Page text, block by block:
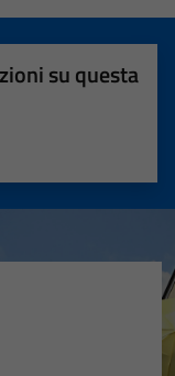
su questa